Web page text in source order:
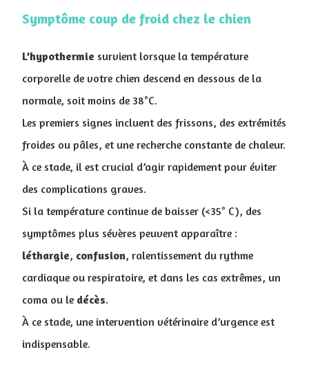
Symptôme coup de froid chez le chien
L’hypothermie survient lorsque la température
corporelle de votre chien descend en dessous de la
normale, soit moins de 38°C.
Les premiers signes incluent des frissons, des extrémités
froides ou pâles, et une recherche constante de chaleur.
À ce stade, il est crucial d’agir rapidement pour éviter
des complications graves.
Si la température continue de baisser (<35° C), des
symptômes plus sévères peuvent apparaître :
léthargie, confusion, ralentissement du rythme
cardiaque ou respiratoire, et dans les cas extrêmes, un
coma ou le décès.
À ce stade, une intervention vétérinaire d’urgence est
indispensable.